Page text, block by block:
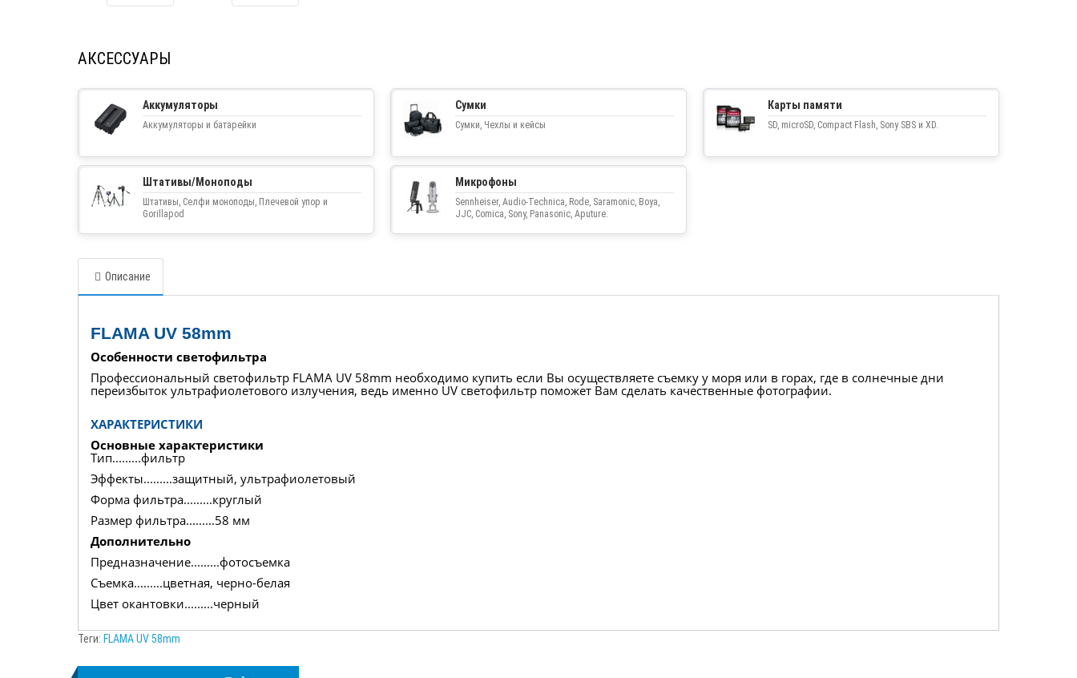
АКСЕССУАРЫ
Аккумуляторы
Аккумуляторы и батарейки
Сумки
Сумки, Чехлы и кейсы
Карты памяти
SD, microSD, Compact Flash, Sony SBS и XD.
Штативы/Моноподы
Штативы, Селфи моноподы, Плечевой упор и
Gorillapod
Микрофоны
Sennheiser, Audio-Technica, Rode, Saramonic, Boya,
JJC, Comica, Sony, Panasonic, Aputure.
Описание
FLAMA UV 58mm
Особенности светофильтра
Профессиональный светофильтр FLAMA UV 58mm необходимо купить если Вы осуществляете съемку у моря или в горах, где в солнечные дни
переизбыток ультрафиолетового излучения, ведь именно UV светофильтр поможет Вам сделать качественные фотографии.
ХАРАКТЕРИСТИКИ
Основные характеристики
Тип.........фильтр
Эффекты.........защитный, ультрафиолетовый
Форма фильтра.........круглый
Размер фильтра.........58 мм
Дополнительно
Предназначение.........фотосъемка
Съемка.........цветная, черно-белая
Цвет окантовки.........черный
Теги: FLAMA UV 58mm